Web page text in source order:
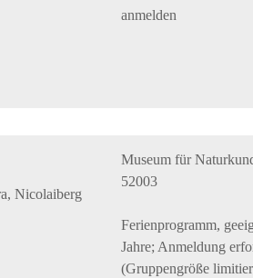
anmelden
Nicolaiberg
Museum für
52003
Ferienprogramm,
Jahre; Anmeldung
(Gruppengröße